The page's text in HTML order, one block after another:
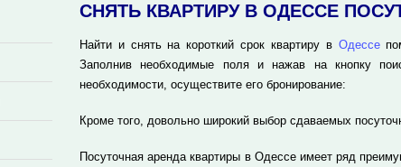
СНЯТЬ КВАРТИРУ В ОДЕССЕ
Найти и снять на короткий срок квартиру в Одессе
Заполнив необходимые поля и нажав на кнопку
необходимости, осуществите его бронирование:
Кроме того, довольно широкий выбор сдаваемых
Посуточная аренда квартиры в Одессе имеет ряд